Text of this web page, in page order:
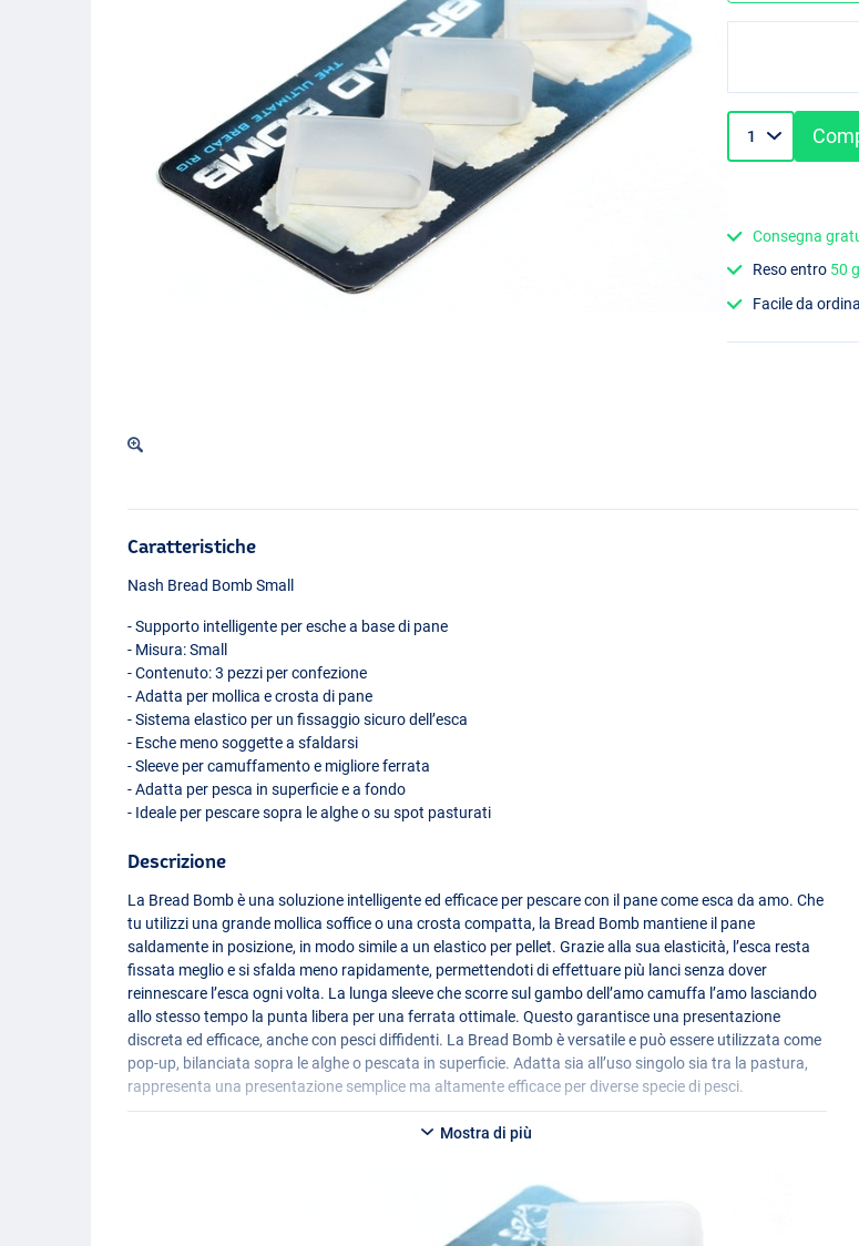
Consegna
Reso entro 50
Facile da
Caratteristiche
Nash Bread Bomb Small
- Supporto intelligente per esche a base di pane
- Misura: Small
- Contenuto: 3 pezzi per confezione
- Adatta per mollica e crosta di pane
- Sistema elastico per un fissaggio sicuro dell’esca
- Esche meno soggette a sfaldarsi
- Sleeve per camuffamento e migliore ferrata
- Adatta per pesca in superficie e a fondo
- Ideale per pescare sopra le alghe o su spot pasturati
Descrizione
La Bread Bomb è una soluzione intelligente ed efficace per pescare con il pane come esca da amo. Che
tu utilizzi una grande mollica soffice o una crosta compatta, la Bread Bomb mantiene il pane
saldamente in posizione, in modo simile a un elastico per pellet. Grazie alla sua elasticità, l’esca resta
fissata meglio e si sfalda meno rapidamente, permettendoti di effettuare più lanci senza dover
reinnescare l’esca ogni volta. La lunga sleeve che scorre sul gambo dell’amo camuffa l’amo lasciando
allo stesso tempo la punta libera per una ferrata ottimale. Questo garantisce una presentazione
discreta ed efficace, anche con pesci diffidenti. La Bread Bomb è versatile e può essere utilizzata come
pop-up, bilanciata sopra le alghe o pescata in superficie. Adatta sia all’uso singolo sia tra la pastura,
rappresenta una presentazione semplice ma altamente efficace per diverse specie di pesci.
Mostra di più